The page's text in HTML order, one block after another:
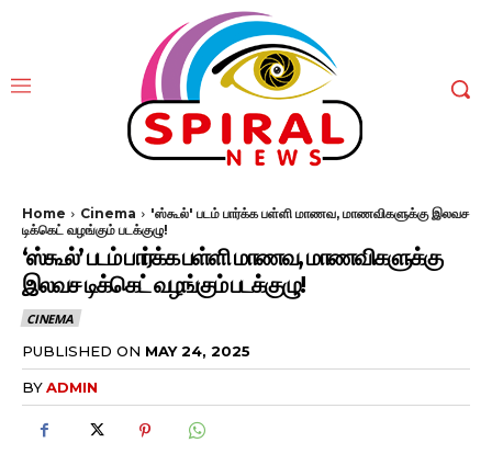
Home Cinema
'ஸ்கூல்' படம் பார்க்க பள்ளி மாணவ, மாணவிகளுக்கு இலவச
டிக்கெட் வழங்கும் படக்குழு!
‘ஸ்கூல்’ படம் பார்க்க பள்ளி மாணவ, மாணவிகளுக்கு
இலவச டிக்கெட் வழங்கும் படக்குழு!
CINEMA
PUBLISHED ON MAY 24, 2025
BYADMIN